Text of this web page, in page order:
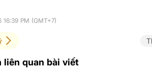
16:39 PM (GMT+7)
liên quan bài viết